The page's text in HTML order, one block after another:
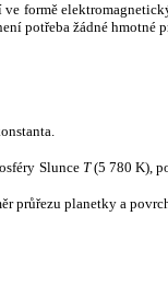
formě
potřeba žádné
Slunce T(5 780 K),
průřezu planetky a